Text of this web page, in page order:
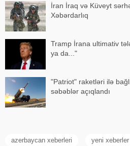
İran İraq və Küveyt
Xəbərdarlıq
Tramp İrana ultimativ
ya da..."
"Patriot" raketləri ilə
səbəblər açıqlandı
azerbaycan xeberleri yeni xeberler